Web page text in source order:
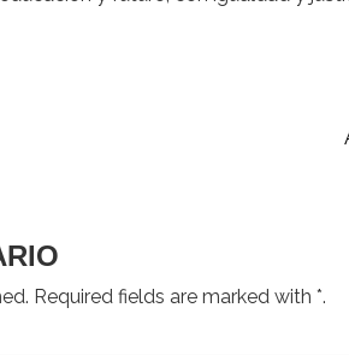
Required fields are marked with *.